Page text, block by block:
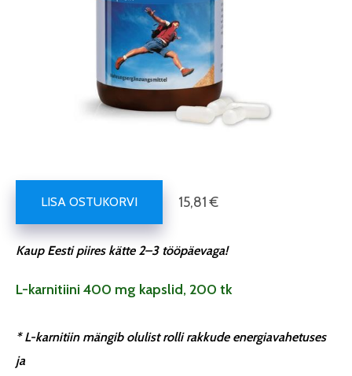
LISA OSTUKORVI 15,81 €
Kaup Eesti piires kätte 2–3 tööpäevaga!
L-karnitiini 400 mg kapslid, 200 tk
*L-karnitiin mängib olulist rolli rakkude energiavahetuses
ja